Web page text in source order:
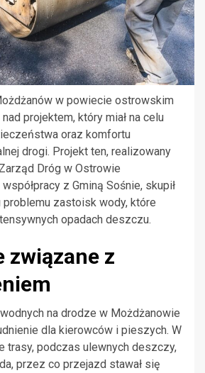
w powiecie ostrowskim
projektem, który miał na celu
oraz komfortu
drogi. Projekt ten, realizowany
Dróg w Ostrowie
z Gminą Sośnie, skupił
problemu zastoisk wody, które
opadach deszczu.
związane z
na drodze w Możdżanowie
dla kierowców i pieszych. W
trasy, podczas ulewnych deszczy,
przez co przejazd stawał się